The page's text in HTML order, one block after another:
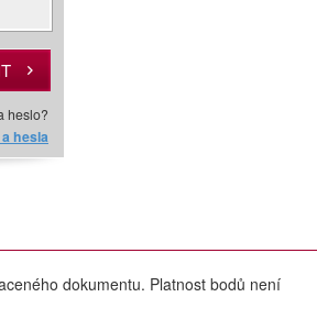
heslo?
hesla
dokumentu. Platnost bodů není